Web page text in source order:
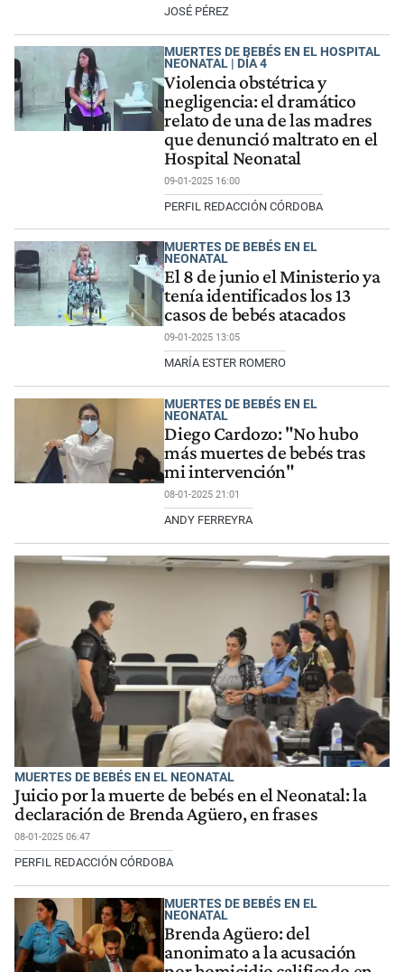
JOSÉ PÉREZ
MUERTES DE BEBÉS EN EL HOSPITAL
NEONATAL | DÍA 4
Violencia obstétrica y
negligencia: el dramático
relato de una de las madres
que denunció maltrato en el
Hospital Neonatal
09-01-2025 16:00
PERFIL REDACCIÓN CÓRDOBA
MUERTES DE BEBÉS EN EL
NEONATAL
El 8 de junio el Ministerio ya
tenía identificados los 13
casos de bebés atacados
09-01-2025 13:05
MARÍA ESTER ROMERO
MUERTES DE BEBÉS EN EL
NEONATAL
Diego Cardozo: "No hubo
más muertes de bebés tras
mi intervención"
08-01-2025 21:01
ANDY FERREYRA
MUERTES DE BEBÉS EN EL NEONATAL
Juicio por la muerte de bebés en el Neonatal: la
declaración de Brenda Agüero, en frases
08-01-2025 06:47
PERFIL REDACCIÓN CÓRDOBA
MUERTES DE BEBÉS EN EL
NEONATAL
Brenda Agüero: del
anonimato a la acusación